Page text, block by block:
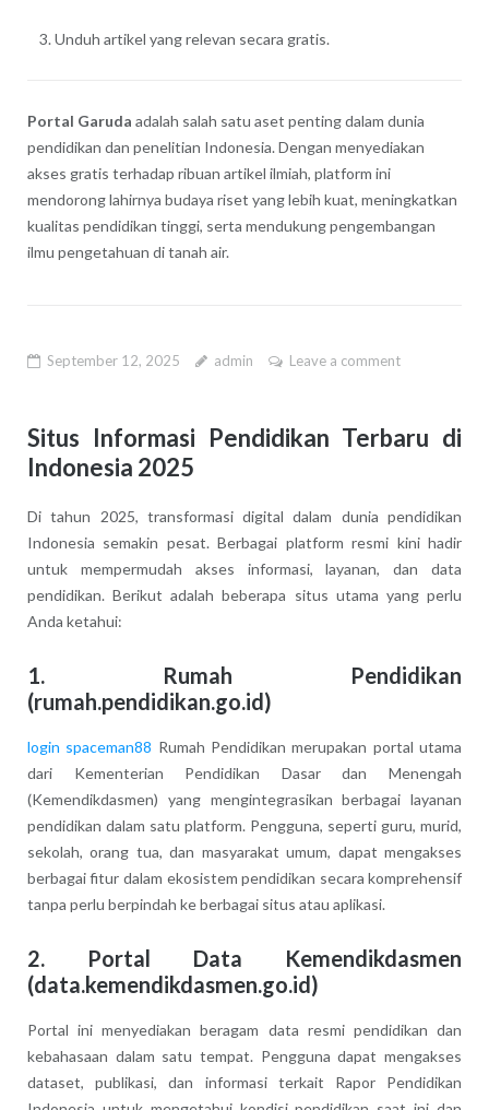
Unduh artikel yang relevan secara gratis.
Portal Garuda adalah salah satu aset penting dalam dunia
pendidikan dan penelitian Indonesia. Dengan menyediakan
akses gratis terhadap ribuan artikel ilmiah, platform ini
mendorong lahirnya budaya riset yang lebih kuat, meningkatkan
kualitas pendidikan tinggi, serta mendukung pengembangan
ilmu pengetahuan di tanah air.
September 12, 2025 admin Leave a comment
Situs Informasi Pendidikan Terbaru di
Indonesia 2025
Di tahun 2025, transformasi digital dalam dunia pendidikan
Indonesia semakin pesat. Berbagai platform resmi kini hadir
untuk mempermudah akses informasi, layanan, dan data
pendidikan. Berikut adalah beberapa situs utama yang perlu
Anda ketahui:
1. Rumah Pendidikan
(rumah.pendidikan.go.id)
login spaceman88 Rumah Pendidikan merupakan portal utama
dari Kementerian Pendidikan Dasar dan Menengah
(Kemendikdasmen) yang mengintegrasikan berbagai layanan
pendidikan dalam satu platform. Pengguna, seperti guru, murid,
sekolah, orang tua, dan masyarakat umum, dapat mengakses
berbagai fitur dalam ekosistem pendidikan secara komprehensif
tanpa perlu berpindah ke berbagai situs atau aplikasi.
2. Portal Data Kemendikdasmen
(data.kemendikdasmen.go.id)
Portal ini menyediakan beragam data resmi pendidikan dan
kebahasaan dalam satu tempat. Pengguna dapat mengakses
dataset, publikasi, dan informasi terkait Rapor Pendidikan